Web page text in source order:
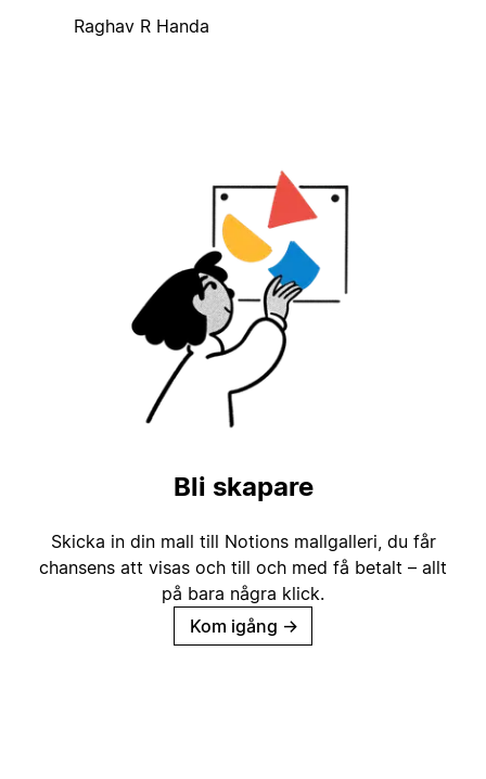
Raghav R Handa
Bli skapare
Skicka in din mall till Notions mallgalleri, du får
chansens att visas och till och med få betalt – allt
på bara några klick.
Kom igång →